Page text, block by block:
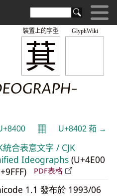
GlyphWiki
萁
裝置上的字型
𝄜 U+8402 萂 →
統合表意文字 / CJK
Ideographs (U+4E00
PDF表格
1.1 發布於 1993/06